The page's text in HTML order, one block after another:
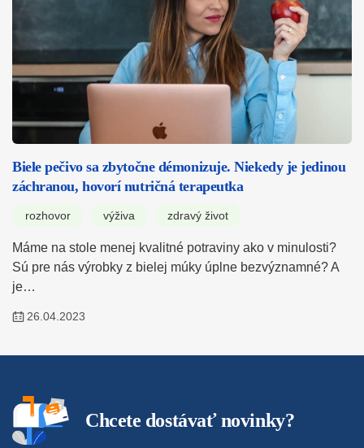
Biele pečivo sa zbytočne démonizuje. Niekedy je jedinou
záchranou, hovorí nutričná terapeutka
rozhovor výživa zdravý život
Máme na stole menej kvalitné potraviny ako v minulosti?
Sú pre nás výrobky z bielej múky úplne bezvýznamné? A
je…
26.04.2023
Chcete dostávať novinky?